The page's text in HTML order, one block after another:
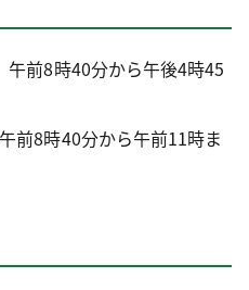
前8時40分から午後4時45
前8時40分から午前11時ま